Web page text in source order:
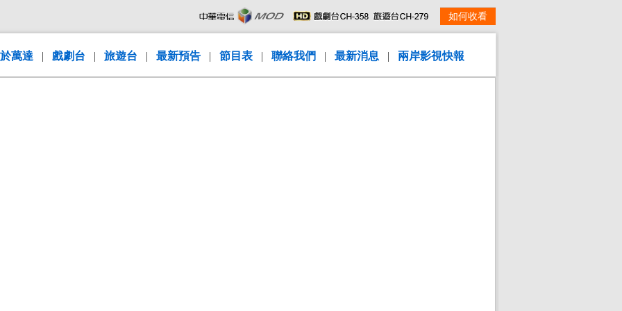
如何收看
萬達 | 戲劇台 | 旅遊台 | 最新預告 | 節目表 | 聯絡我們 | 最新消息 | 兩岸影視快報